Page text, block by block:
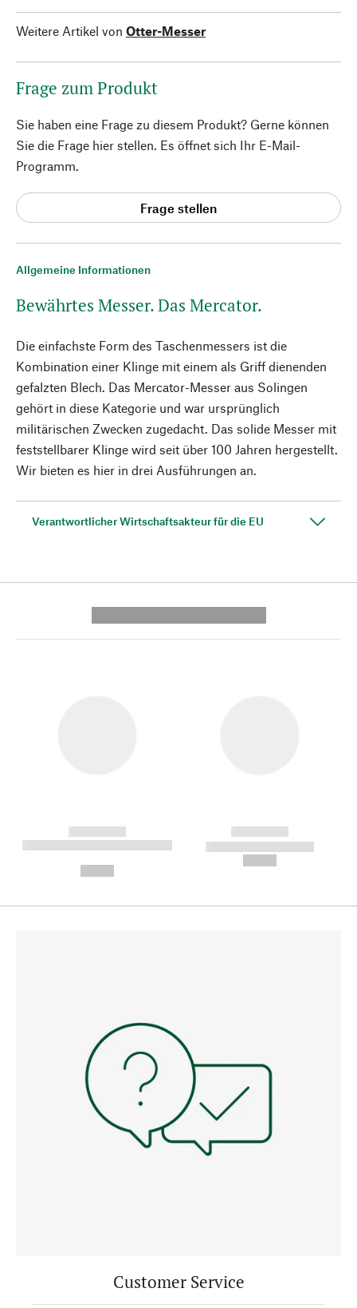
Allgemeine Informationen
Bewährtes Messer. Das Mercator.
Die einfachste Form des Taschenmessers ist die
Kombination einer Klinge mit einem als Griff dienenden
gefalzten Blech. Das Mercator-Messer aus Solingen
gehört in diese Kategorie und war ursprünglich
militärischen Zwecken zugedacht. Das solide Messer mit
feststellbarer Klinge wird seit über 100 Jahren hergestellt.
Wir bieten es hier in drei Ausführungen an.
Verantwortlicher Wirtschaftsakteur für die EU
Weitere Artikel von Otter-Messer
Frage zum Produkt
Sie haben eine Frage zu diesem Produkt? Gerne können
Sie die Frage hier stellen. Es öffnet sich Ihr E-Mail-
Programm.
Frage stellen
------------
----------- ----------- --------
------------
----------- -----------
Customer Service